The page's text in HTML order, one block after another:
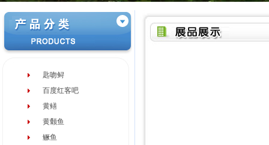
匙吻鲟
百度红客吧
黄鳝
黄颡鱼
鳜鱼